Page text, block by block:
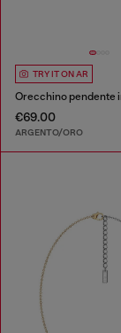
TRY IT ON AR
€69.00
ARGENTO/ORO